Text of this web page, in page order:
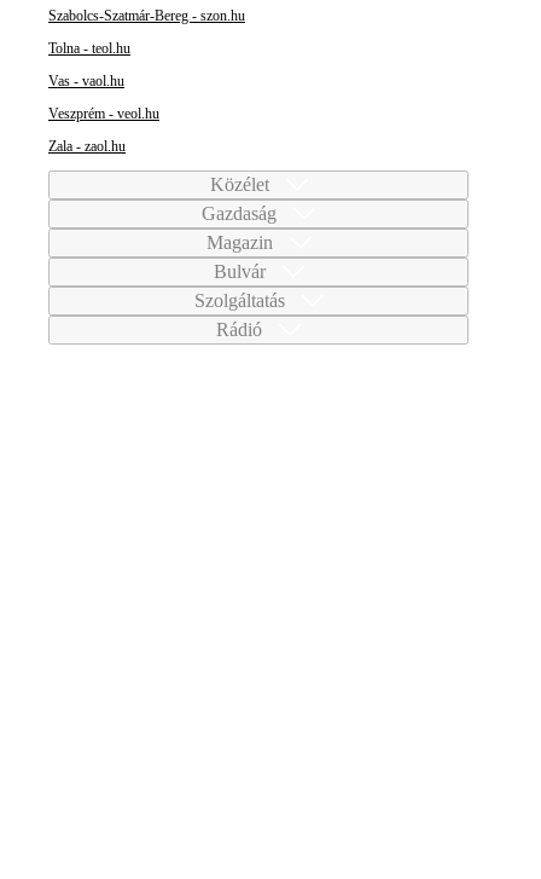
Szabolcs-Szatmár-Bereg - szon.hu
Tolna - teol.hu
Vas - vaol.hu
Veszprém - veol.hu
Zala - zaol.hu
Közélet
Gazdaság
Magazin
Bulvár
Szolgáltatás
Rádió